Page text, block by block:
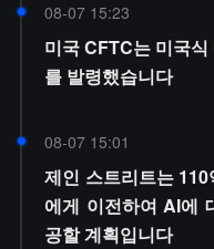
08-07 15:23
미국 CFTC는 미국
를 발령했습니다
08-07 15:01
제인 스트리트는
에게 이전하여 AI에
공할 계획입니다